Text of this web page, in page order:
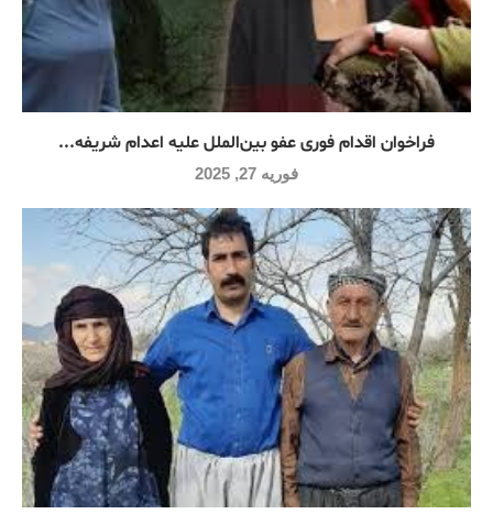
فراخوان اقدام فوری عفو بین‌الملل علیه اعدام شریفه...
فوریه 27, 2025